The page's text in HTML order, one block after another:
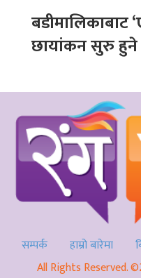
बडीमालिकाबाट
छायांकन सुरु हुने
सम्पर्क हाम्रो बारेमा
All Rights Reserved.